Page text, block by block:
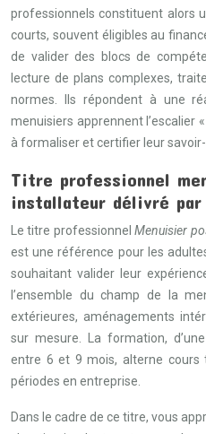
professionnels constituent alors
courts, souvent éligibles au
de valider des blocs de
lecture de plans complexes,
normes. Ils répondent à une
menuisiers apprennent l’escalier
à formaliser et certifier leur
Titre professionnel
installateur délivré par
Le titre professionnelMenuisier
est une référence pour les
souhaitant valider leur
l’ensemble du champ de la
extérieures, aménagements
sur mesure. La formation,
entre 6 et 9 mois, alterne cours
périodes en entreprise.
Dans le cadre de ce titre, vous